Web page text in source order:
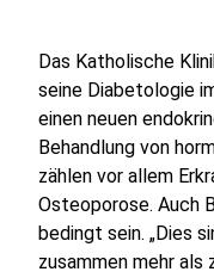
Das Katholische
seine Diabetologie
einen neuen
Behandlung von
zählen vor allem
Osteoporose. Auch
bedingt sein. „Dies
zusammen mehr